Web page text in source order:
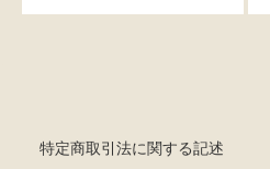
特定商取引法に関する記述